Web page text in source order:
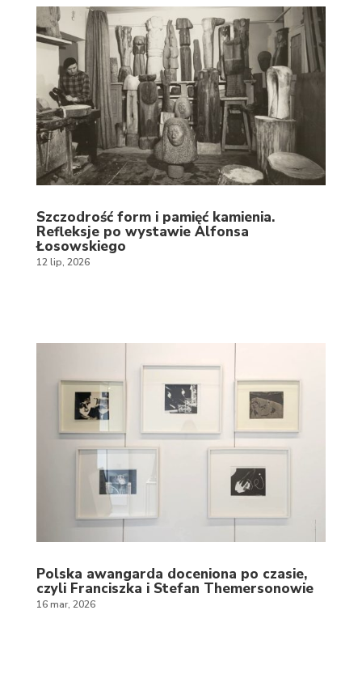
Szczodrość form i pamięć kamienia.
Refleksje po wystawie Alfonsa
Łosowskiego
12 lip, 2026
Polska awangarda doceniona po czasie,
czyli Franciszka i Stefan Themersonowie
16 mar, 2026